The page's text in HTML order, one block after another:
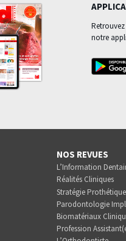
notre
NOS REVUES
L’Information
Réalités Cliniques
Stratégie Prothétique
Parodontologie
Biomatériaux
Profession